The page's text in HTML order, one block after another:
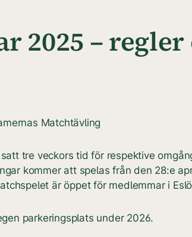
2025 –
Matchtävling
tre veckors tid för respektive
kommer att spelas från den 28:e
är öppet för medlemmar i
parkeringsplats under 2026.